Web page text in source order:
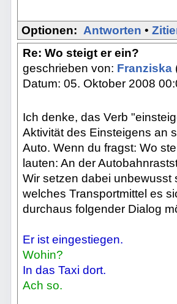
Optionen: Antworten •
Re: Wo steigt er ein?
geschrieben von: Franziska
Datum: 05. Oktober 2008
Ich denke, das Verb
Aktivität des Einsteigens an
Auto. Wenn du fragst: Wo
lauten: An der
Wir setzen dabei
welches Transportmittel es
durchaus folgender Dialog
Er ist eingestiegen.
Wohin?
In das Taxi dort.
Ach so.